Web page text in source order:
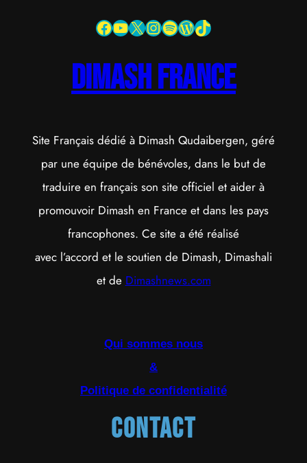
Facebook YouTube X InstagramSpotify WordPress TikTok
dimash france
Site Français dédié à Dimash Qudaibergen, géré
par une équipe de bénévoles, dans le but de
traduire en français son site officiel et aider à
promouvoir Dimash en France et dans les pays
francophones. Ce site a été réalisé
avec l’accord et le soutien de Dimash, Dimashali
et de Dimashnews.com
Qui sommes nous
&
Politique de confidentialité
Contact